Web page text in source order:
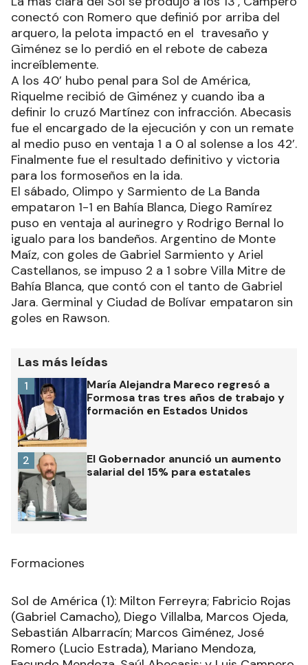
conectó con Romero que definió por arriba del
arquero, la pelota impactó en el travesaño y
Giménez se lo perdió en el rebote de cabeza
increíblemente.
A los 40’ hubo penal para Sol de América,
Riquelme recibió de Giménez y cuando iba a
definir lo cruzó Martínez con infracción. Abecasis
fue el encargado de la ejecución y con un remate
al medio puso en ventaja 1 a 0 al solense a los 42’.
Finalmente fue el resultado definitivo y victoria
para los formoseños en la ida.
El sábado, Olimpo y Sarmiento de La Banda
empataron 1-1 en Bahía Blanca, Diego Ramírez
puso en ventaja al aurinegro y Rodrigo Bernal lo
igualo para los bandeños. Argentino de Monte
Maíz, con goles de Gabriel Sarmiento y Ariel
Castellanos, se impuso 2 a 1 sobre Villa Mitre de
Bahía Blanca, que contó con el tanto de Gabriel
Jara. Germinal y Ciudad de Bolívar empataron sin
goles en Rawson.
Las más leídas
María Alejandra Mareco regresó a
Formosa tras tres años de trabajo y
formación en Estados Unidos
1
El Gobernador anunció un aumento
salarial del 15% para estatales
2
Formaciones
Sol de América (1): Milton Ferreyra; Fabricio Rojas
(Gabriel Camacho), Diego Villalba, Marcos Ojeda,
Sebastián Albarracín; Marcos Giménez, José
Romero (Lucio Estrada), Mariano Mendoza,